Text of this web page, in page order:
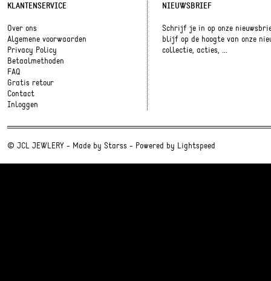
KLANTENSERVICE
Over ons
Algemene voorwaarden
Privacy Policy
Betaalmethoden
FAQ
Gratis retour
Contact
Inloggen
NIEUWSBRIEF
Schrijf je in op onze
blijf op de hoogte van onze
collectie, acties, ...
© JCL JEWLERY - Made by Starss - Powered by Lightspeed